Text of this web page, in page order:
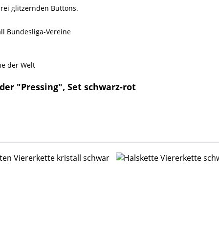
glitzernden Buttons.
Bundesliga-Vereine
der Welt
"Pressing", Set schwarz-rot